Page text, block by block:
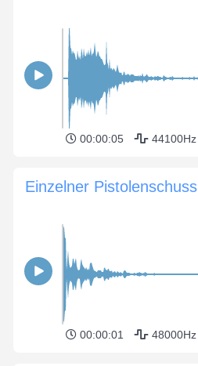
00:00:05 44100Hz
Einzelner Pistolenschuss
00:00:01 48000Hz